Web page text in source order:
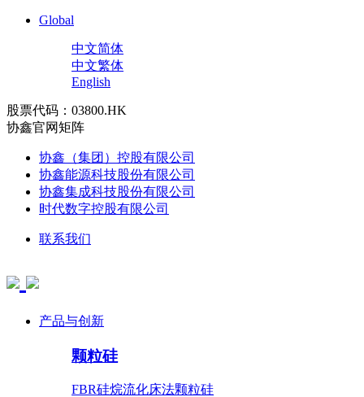
Global
中文简体
中文繁体
English
股票代码：03800.HK
协鑫官网矩阵
协鑫（集团）控股有限公司
协鑫能源科技股份有限公司
协鑫集成科技股份有限公司
时代数字控股有限公司
联系我们
产品与创新
颗粒硅
FBR硅烷流化床法颗粒硅